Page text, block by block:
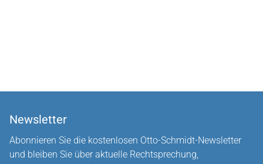
Newsletter
Abonnieren Sie die kostenlosen Otto-Schmidt-Newsletter
und bleiben Sie über aktuelle Rechtsprechung,